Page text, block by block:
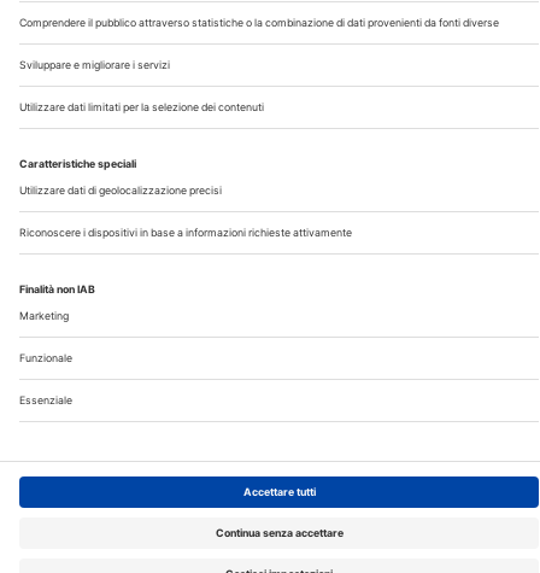
| Tel. 02/881841 | Sede legale: Viale Enrico Forlanini 21 -
20134 Milano (Italy)
5/05/2022